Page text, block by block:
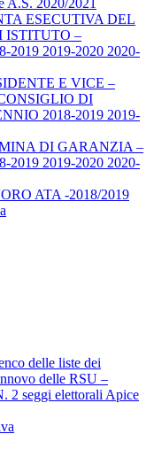
A.S. 2020/2021
ESECUTIVA DEL
ISTITUTO –
2019 2019-2020 2020-
E VICE –
DI
2018-2019 2019-
DI GARANZIA –
2019 2019-2020 2020-
ATA -2018/2019
delle liste dei
delle RSU –
2 seggi elettorali Apice